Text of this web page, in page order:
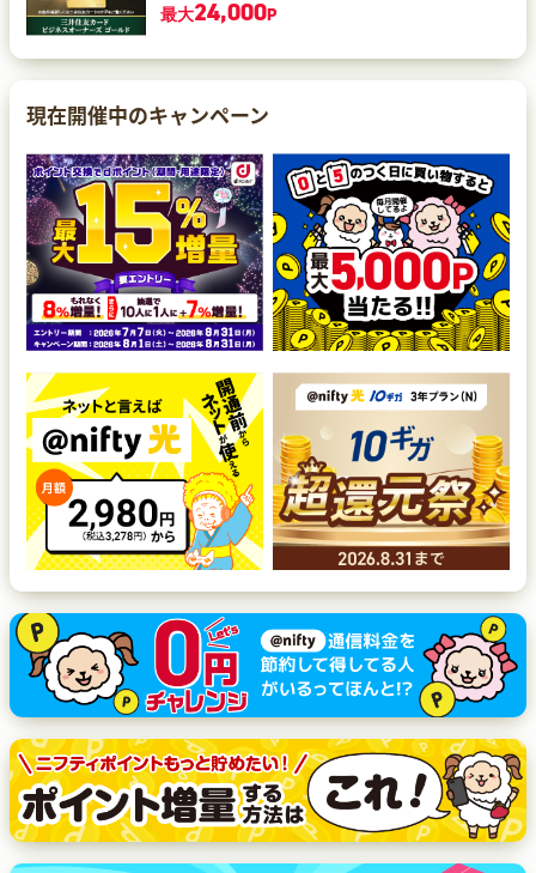
最大24,000P
現在開催中のキャンペーン